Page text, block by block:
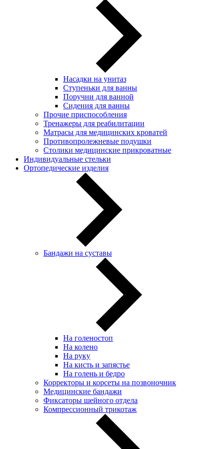
Насадки на унитаз
Ступеньки для ванны
Поручни для ванной
Сидения для ванны
Прочие приспособления
Тренажеры для реабилитации
Матрасы для медицинских кроватей
Противопролежневые подушки
Столики медицинские прикроватные
Индивидуальные стельки
Ортопедические изделия
Бандажи на суставы
На голеностоп
На колено
На руку
На кисть и запястье
На голень и бедро
Корректоры и корсеты на позвоночник
Медицинские бандажи
Фиксаторы шейного отдела
Компрессионный трикотаж